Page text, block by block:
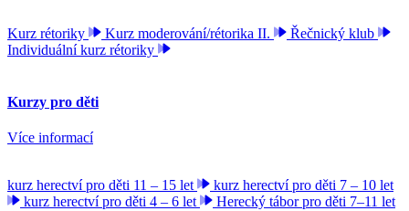
Kurz rétoriky Kurz moderování/rétorika II.
Řečnický klub
Individuální kurz rétoriky
Kurzy pro děti
Více informací
kurz herectví pro děti 11 – 15 let
kurz herectví pro děti 7 – 10 let
kurz herectví pro děti 4 – 6 let
Herecký tábor pro děti 7–11 let